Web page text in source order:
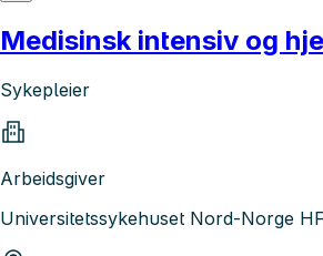
Medisinsk intensiv og
Sykepleier
Arbeidsgiver
Universitetssykehuset Nord-Norge HF